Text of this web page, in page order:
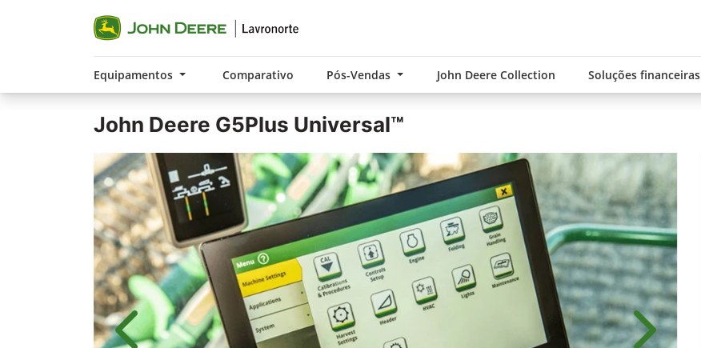
Equipamentos Comparativo Pós-Vendas John Deere Collection Soluções financeiras
John Deere G5Plus Universal™
Anterior Próximo